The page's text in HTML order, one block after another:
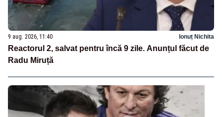
9 aug. 2026, 11:40 Ionuț Nichita
Reactorul 2, salvat pentru încă 9 zile. Anunțul făcut de
Radu Miruță